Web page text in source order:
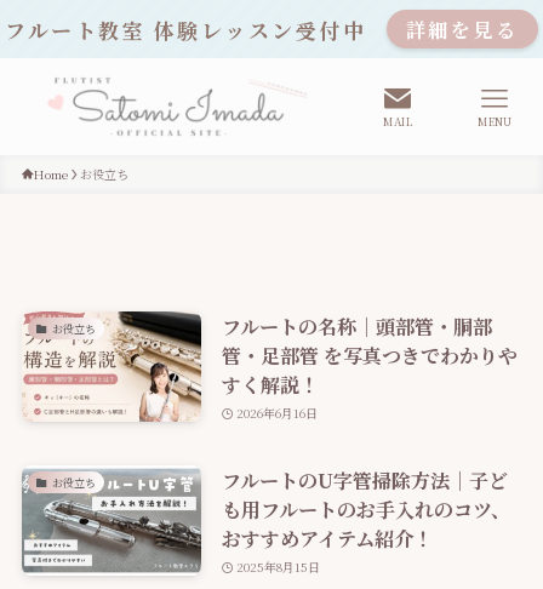
フルート教室 体験レッスン受付中 詳細を見る
MAIL MENU
Home お役立ち
お役立ち
フルートの名称｜頭部管・胴部
管・足部管 を写真つきでわかりや
すく解説！
2026年6月16日
お役立ち
フルートのU字管掃除方法｜子ど
も用フルートのお手入れのコツ、
おすすめアイテム紹介！
2025年8月15日